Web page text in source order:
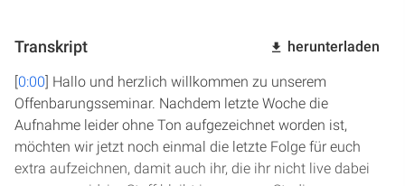
Transkript herunterladen
[0:00] Hallo und herzlich willkommen zu unserem
Offenbarungsseminar. Nachdem letzte Woche die
Aufnahme leider ohne Ton aufgezeichnet worden ist,
möchten wir jetzt noch einmal die letzte Folge für euch
extra aufzeichnen, damit auch ihr, die ihr nicht live dabei